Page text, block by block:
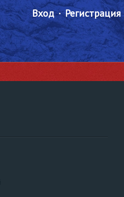
Вход Регистрация